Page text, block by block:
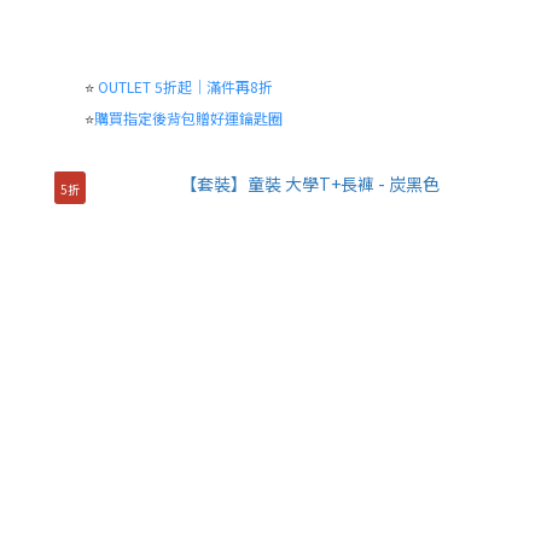
⭐OUTLET 5折起｜滿件再8折
⭐購買指定後背包贈好運鑰匙圈
5折